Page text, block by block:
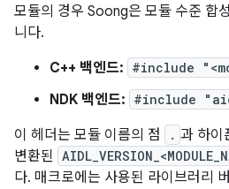
모듈의 경우 Soong은 모듈 수준 합
니다.
C++ 백엔드: #include
NDK 백엔드: #include
이 헤더는 모듈 이름의 점 . 과 하이
변환된
다. 매크로에는 사용된 라이브러리